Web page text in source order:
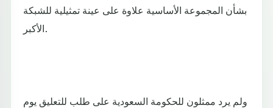
بشأن المجموعة الأساسية علاوة على عينة تمثيلية للشبكة
الأكبر.
ولم يرد ممثلون للحكومة السعودية على طلب للتعليق يوم